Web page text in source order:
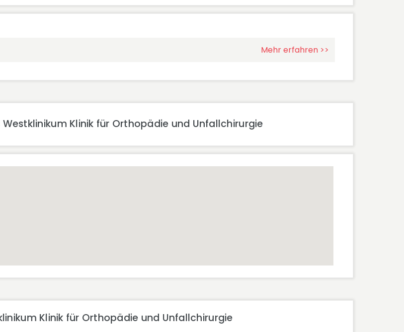
Mehr erfahren >>
Klinik für Orthopädie und Unfallchirurgie
Klinik für Orthopädie und Unfallchirurgie